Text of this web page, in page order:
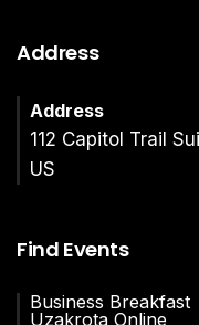
Address
Address
112 Capitol Trail
US
Find Events
Business Breakfast
Uzakrota Online